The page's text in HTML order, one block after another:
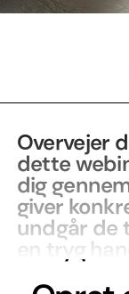
Overvejer
dette
dig
giver
undgår de
en tryg